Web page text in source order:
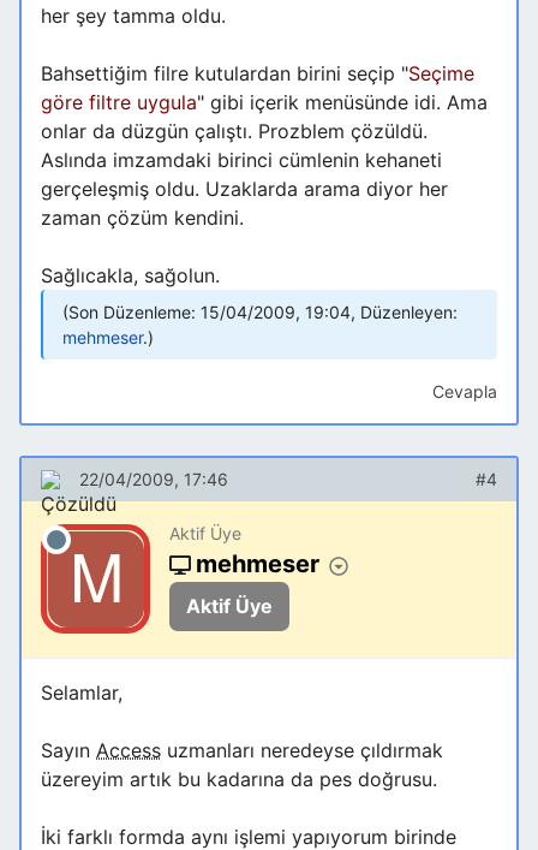
her şey tamma oldu.
Bahsettiğim filre kutulardan birini seçip "Seçime
göre filtre uygula" gibi içerik menüsünde idi. Ama
onlar da düzgün çalıştı. Prozblem çözüldü.
Aslında imzamdaki birinci cümlenin kehaneti
gerçeleşmiş oldu. Uzaklarda arama diyor her
zaman çözüm kendini.
Sağlıcakla, sağolun.
Son Düzenleme: 15/04/2009, 19:04, Düzenleyen:
mehmeser.
Cevapla
22/04/2009, 17:46 #4
Aktif Üye
mehmeser
Aktif Üye
Selamlar,
Sayın Access uzmanları neredeyse çıldırmak
üzereyim artık bu kadarına da pes doğrusu.
İki farklı formda aynı işlemi yapıyorum birinde